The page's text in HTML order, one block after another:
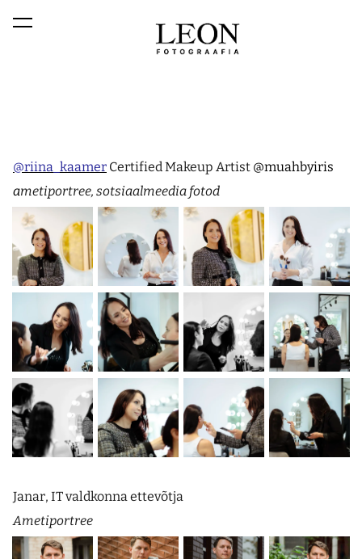
lisati ostukorvi. Vaata ostukorvi
@riina_kaamer Certified Makeup Artist @muahbyiris
ametiportree, sotsiaalmeedia fotod
Janar, IT valdkonna ettevõtja
Ametiportree